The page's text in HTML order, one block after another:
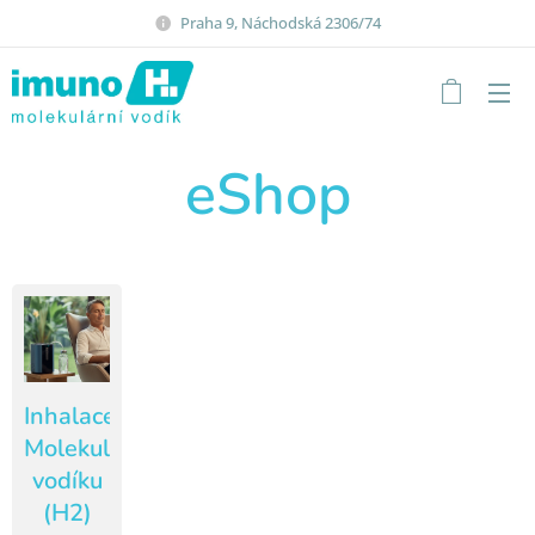
Praha 9, Náchodská 2306/74
eShop
Inhalace
Molekulárního
vodíku
(H2)